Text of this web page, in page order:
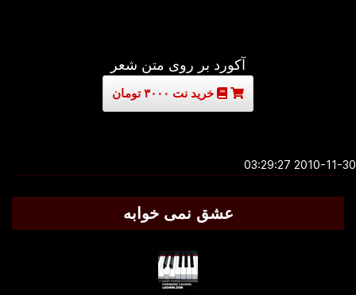
آکورد بر روی متن شعر
خرید نت ۳۰۰۰ تومان
2010-11-30
عشق نمی خوابه